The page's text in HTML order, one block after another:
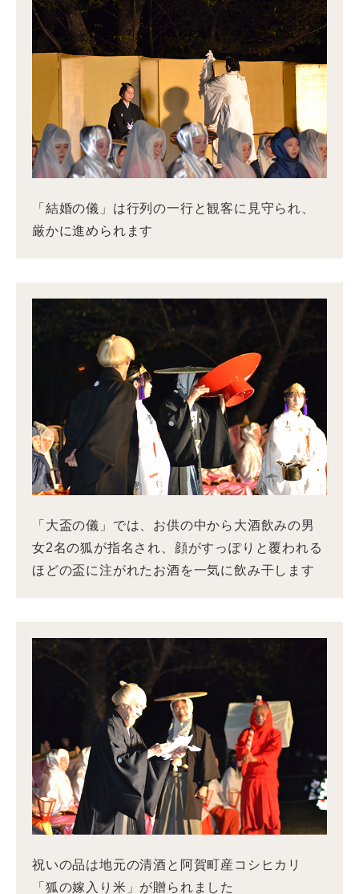
「結婚の儀」は行列の一行と観客に見守られ、
厳かに進められます
「大盃の儀」では、お供の中から大酒飲みの男
女2名の狐が指名され、顔がすっぽりと覆われる
ほどの盃に注がれたお酒を一気に飲み干します
祝いの品は地元の清酒と阿賀町産コシヒカリ
「狐の嫁入り米」が贈られました